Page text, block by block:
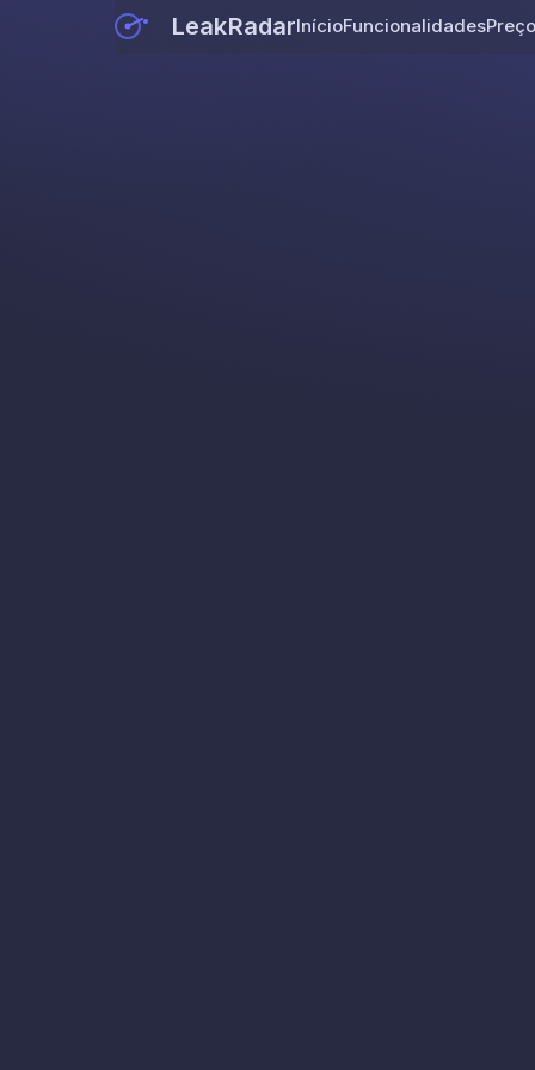
LeakRadarInícioFuncionalidades